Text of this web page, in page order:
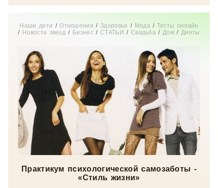
Наши дети /Отношения /Здоровье / Мода/ Тесты онлайн
/ Новости звезд / Бизнес / СТАТЬИ / Свадьба /Дом /Диеты
Практикум психологической самозаботы -
«Стиль жизни»